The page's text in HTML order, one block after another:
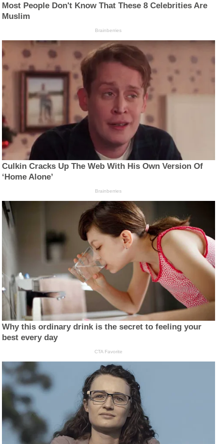
Most People Don't Know That These 8 Celebrities Are
Muslim
Brainberries
Culkin Cracks Up The Web With His Own Version Of
‘Home Alone’
Brainberries
Why this ordinary drink is the secret to feeling your
best every day
CTA Favorite